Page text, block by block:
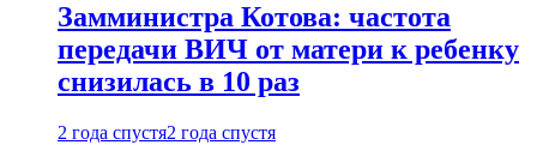
Замминистра Котова: частота
передачи ВИЧ от матери к ребенку
снизилась в 10 раз
2 года спустя2 года спустя